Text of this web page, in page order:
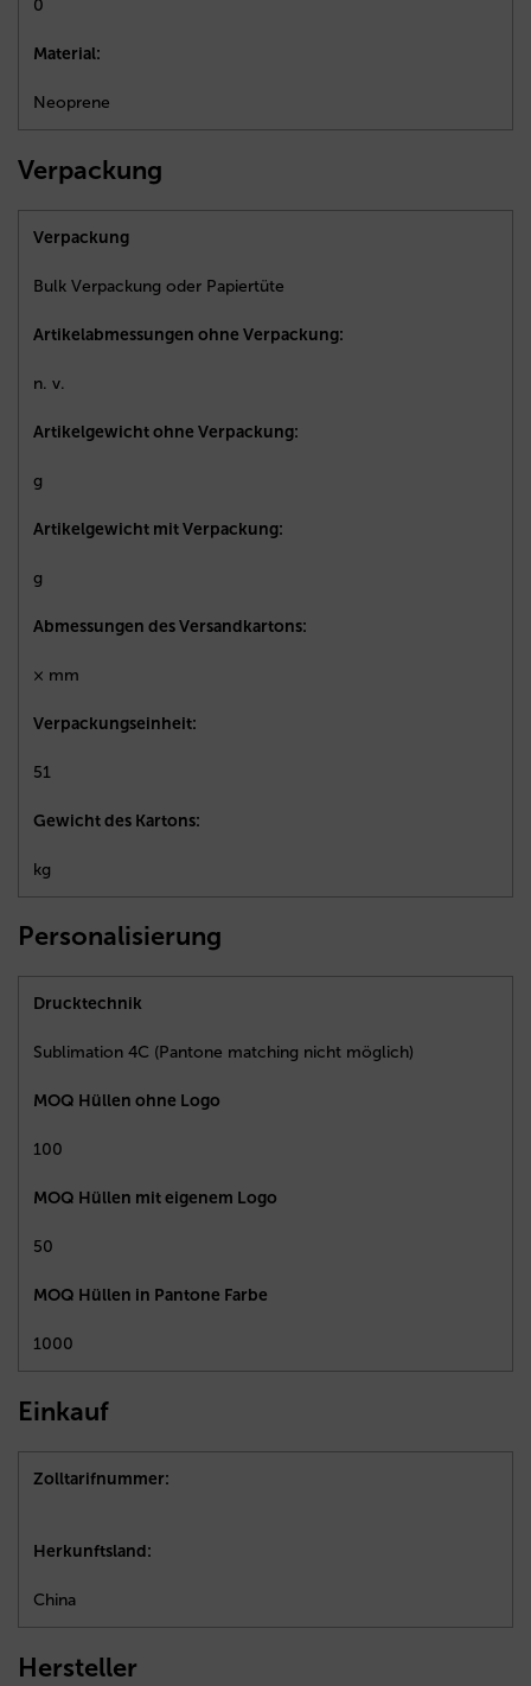
0
Material:
Neoprene
Verpackung
Verpackung
Bulk Verpackung oder Papiertüte
Artikelabmessungen ohne Verpackung:
n. v.
Artikelgewicht ohne Verpackung:
g
Artikelgewicht mit Verpackung:
g
Abmessungen des Versandkartons:
× mm
Verpackungseinheit:
51
Gewicht des Kartons:
kg
Personalisierung
Drucktechnik
Sublimation 4C (Pantone matching nicht möglich)
MOQ Hüllen ohne Logo
100
MOQ Hüllen mit eigenem Logo
50
MOQ Hüllen in Pantone Farbe
1000
Einkauf
Zolltarifnummer:
Herkunftsland:
China
Hersteller